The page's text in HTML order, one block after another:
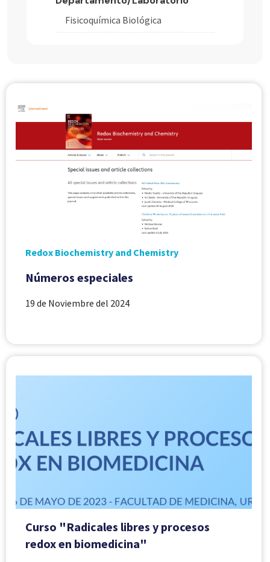
Fisicoquímica Biológica
Redox Biochemistry and Chemistry
Números especiales
19 de Noviembre del 2024
Curso "Radicales libres y procesos
redox en biomedicina"